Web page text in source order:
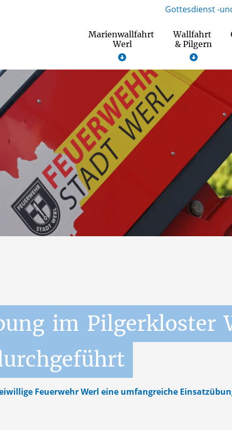
Marienwallfahrt
Werl
Wallfahrt
& Pilgern
Gottesdienst -
im Pilgerkloster
Feuerwehr Werl eine umfangreiche